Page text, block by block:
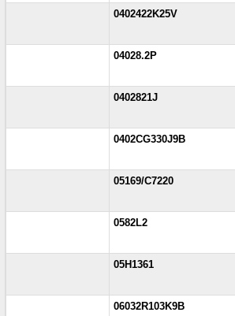
0402422K25V
04028.2P
0402821J
0402CG330J9B
05169/C7220
0582L2
05H1361
06032R103K9B